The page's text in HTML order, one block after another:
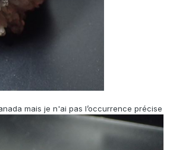
mais je n'ai pas l’occurrence précise